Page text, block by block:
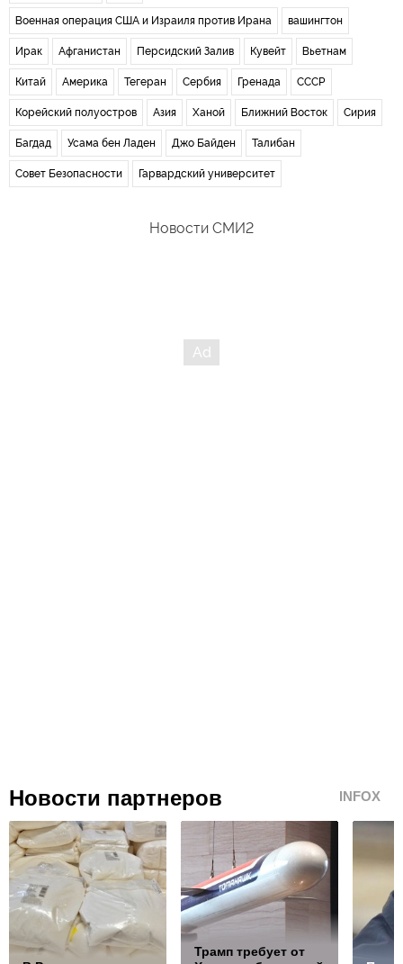
Военная операция США и Израиля против Ирана вашингтон
Ирак Афганистан Персидский Залив Кувейт Вьетнам
Китай Америка Тегеран Сербия Гренада СССР
Корейский полуостров Азия Ханой Ближний Восток Сирия
Багдад Усама бен Ладен Джо Байден Талибан
Совет Безопасности Гарвардский университет
Новости СМИ2
Новости партнеров INFOX
Трамп требует от